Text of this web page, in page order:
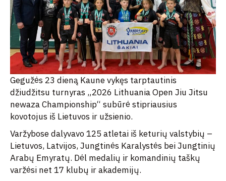
Gegužės 23 dieną Kaune vykęs tarptautinis
džiudžitsu turnyras „2026 Lithuania Open Jiu Jitsu
newaza Championship“ subūrė stipriausius
kovotojus iš Lietuvos ir užsienio.
Varžybose dalyvavo 125 atletai iš keturių valstybių –
Lietuvos, Latvijos, Jungtinės Karalystės bei Jungtinių
Arabų Emyratų. Dėl medalių ir komandinių taškų
varžėsi net 17 klubų ir akademijų.